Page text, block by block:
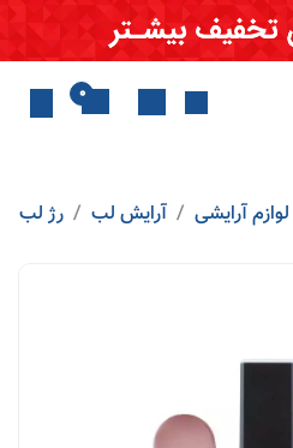
0
لوازم آرایشی آرایش لب رژ لب